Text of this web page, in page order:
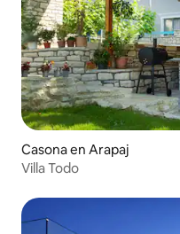
Casona en Arapaj
Villa Todo